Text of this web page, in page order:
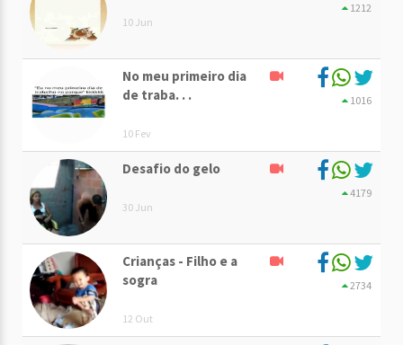
10 Jun
1212
No meu primeiro dia
de traba. . .
10 Fev
1016
Desafio do gelo
30 Jun
4179
Crianças - Filho e a
sogra
12 Out
2734